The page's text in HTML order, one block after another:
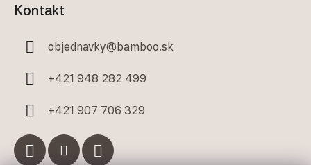
Kontakt
objednavky@bamboo.sk
+421 948 282 499
+421 907 706 329